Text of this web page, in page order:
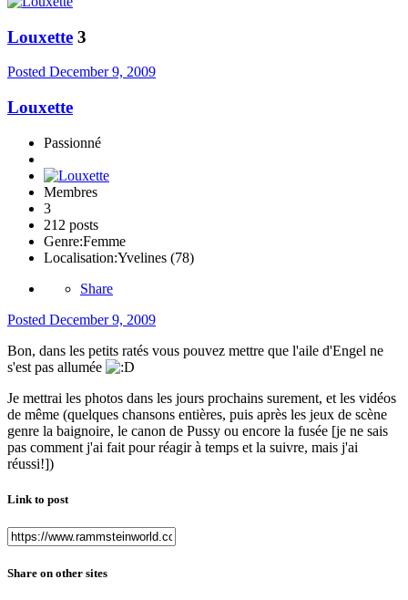
Louxette 3
Posted December 9, 2009
Louxette
Passionné
Membres
3
212 posts
Genre:Femme
Localisation:Yvelines (78)
Share
Posted December 9, 2009
Bon, dans les petits ratés vous pouvez mettre que l'aile d'Engel ne
s'est pas allumée
Je mettrai les photos dans les jours prochains surement, et les vidéos
de même (quelques chansons entières, puis après les jeux de scène
genre la baignoire, le canon de Pussy ou encore la fusée [je ne sais
pas comment j'ai fait pour réagir à temps et la suivre, mais j'ai
réussi!])
Link to post
Share on other sites